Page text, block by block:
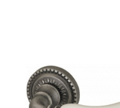
и проволока